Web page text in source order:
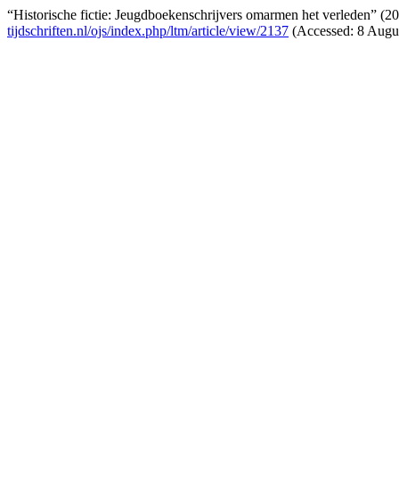
“Historische fictie: Jeugdboekenschrijvers omarmen het verleden”
tijdschriften.nl/ojs/index.php/ltm/article/view/2137 (Accessed: 8